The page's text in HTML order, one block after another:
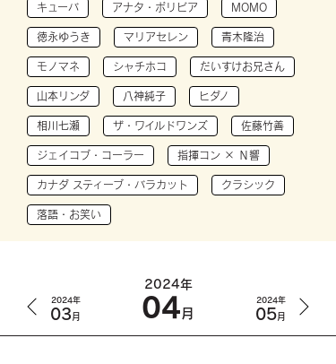
キューバ アナタ・ボリビア MOMO
徳永ゆうき マリアセレン 青木隆治
モノマネ シャチホコ だいすけお兄さん
山本リンダ 八神純子 ヒダノ
相川七瀬 ザ・ワイルドワンズ 佐藤竹善
ジェイコブ・コーラー 指揮コン × Ｎ響
カナダ スティーブ・バラカット クラシック
落語・お笑い
2024年
03月
2024年
04月
2024年
05月